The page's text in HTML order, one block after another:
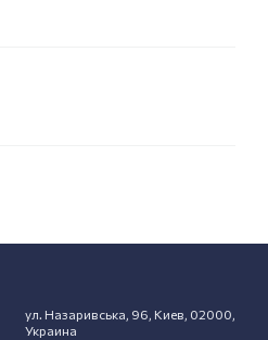
ул. Назаривська, 96, Киев, 02000,
Украина